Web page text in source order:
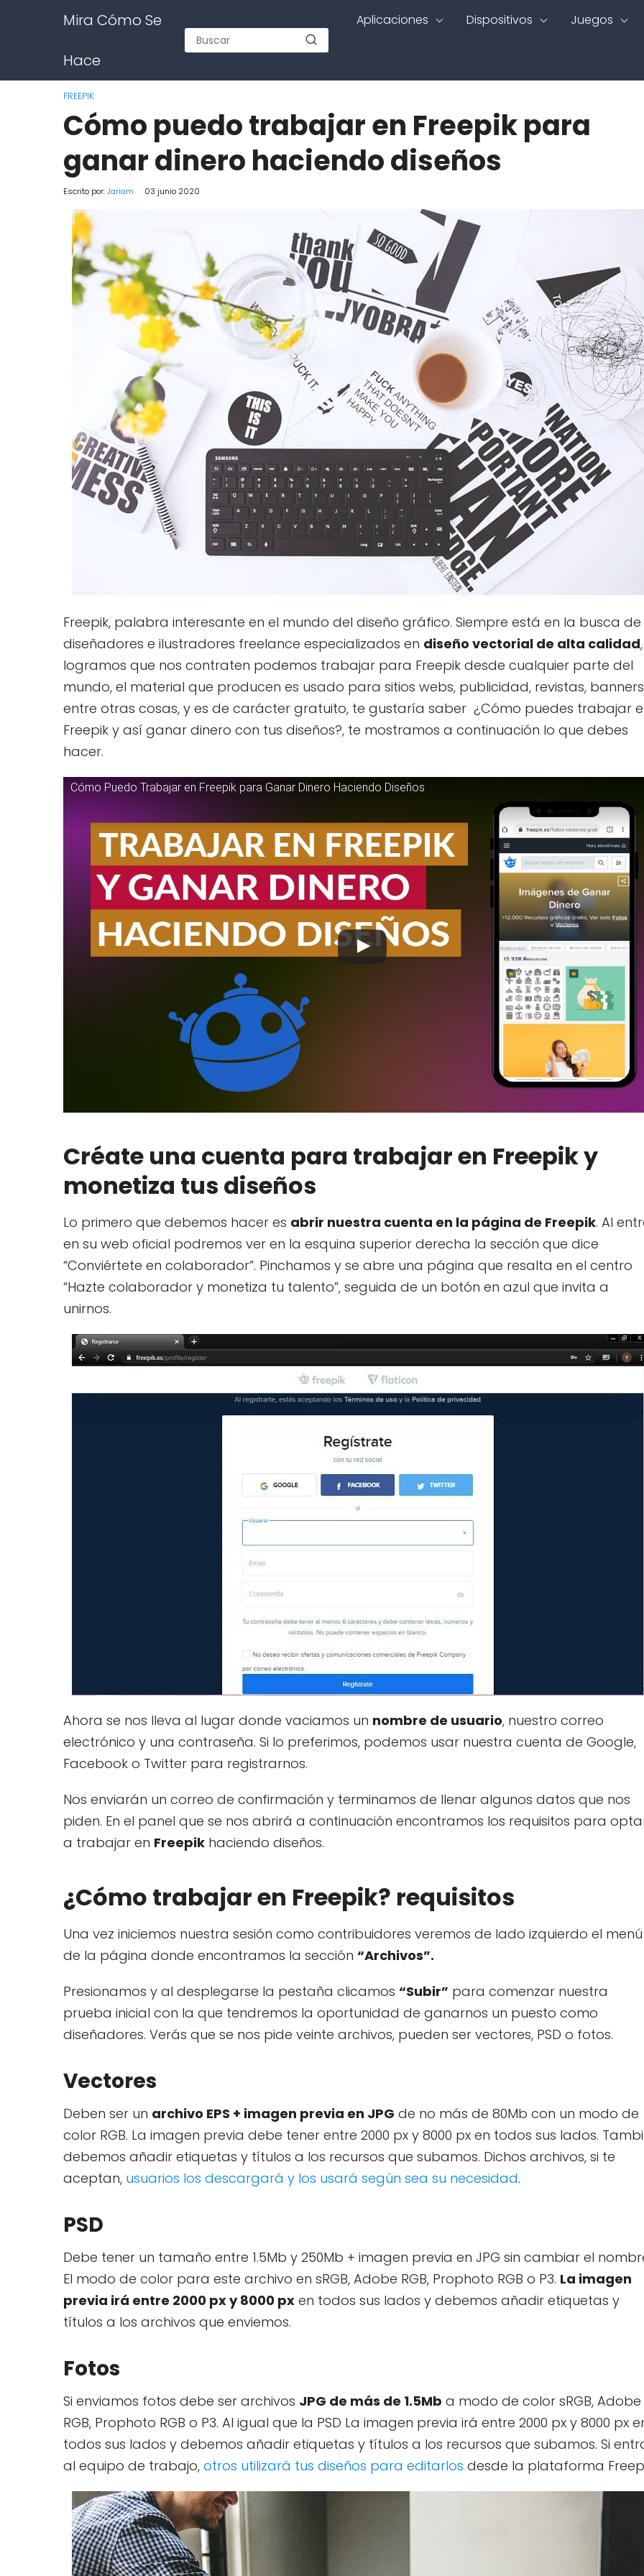
Mira Cómo Se
Hace
Aplicaciones Dispositivos Juegos
FREEPIK
Cómo puedo trabajar en Freepik para
ganar dinero haciendo diseños
Escrito por:Jariam 03 junio 2020
Freepik, palabra interesante en el mundo del diseño gráfico. Siempre está en la busca de
diseñadores e ilustradores freelance especializados en diseño vectorial de alta calidad
logramos que nos contraten podemos trabajar para Freepik desde cualquier parte del
mundo, el material que producen es usado para sitios webs, publicidad, revistas,
entre otras cosas, y es de carácter gratuito, te gustaría saber ¿Cómo puedes trabajar
Freepik y así ganar dinero con tus diseños?, te mostramos a continuación lo que debes
hacer.
Cómo Puedo Trabajar en Freepik para Ganar Dinero Haciendo Diseños
Créate una cuenta para trabajar en Freepik y
monetiza tus diseños
Lo primero que debemos hacer es abrir nuestra cuenta en la página de Freepik. Al
en su web oficial podremos ver en la esquina superior derecha la sección que dice
“Conviértete en colaborador”. Pinchamos y se abre una página que resalta en el centro
“Hazte colaborador y monetiza tu talento”, seguida de un botón en azul que invita a
unirnos.
Ahora se nos lleva al lugar donde vaciamos un nombre de usuario, nuestro correo
electrónico y una contraseña. Si lo preferimos, podemos usar nuestra cuenta de Google,
Facebook o Twitter para registrarnos.
Nos enviarán un correo de confirmación y terminamos de llenar algunos datos que nos
piden. En el panel que se nos abrirá a continuación encontramos los requisitos para
a trabajar en Freepik haciendo diseños.
¿Cómo trabajar en Freepik? requisitos
Una vez iniciemos nuestra sesión como contribuidores veremos de lado izquierdo el menú
de la página donde encontramos la sección “Archivos”.
Presionamos y al desplegarse la pestaña clicamos “Subir” para comenzar nuestra
prueba inicial con la que tendremos la oportunidad de ganarnos un puesto como
diseñadores. Verás que se nos pide veinte archivos, pueden ser vectores, PSD o fotos.
Vectores
Deben ser un archivo EPS + imagen previa en JPG de no más de 80Mb con un modo de
color RGB. La imagen previa debe tener entre 2000 px y 8000 px en todos sus lados.
debemos añadir etiquetas y títulos a los recursos que subamos. Dichos archivos, si te
aceptan, usuarios los descargará y los usará según sea su necesidad.
PSD
Debe tener un tamaño entre 1.5Mb y 250Mb + imagen previa en JPG sin cambiar el
El modo de color para este archivo en sRGB, Adobe RGB, Prophoto RGB o P3. La imagen
previa irá entre 2000 px y 8000 px en todos sus lados y debemos añadir etiquetas y
títulos a los archivos que enviemos.
Fotos
Si enviamos fotos debe ser archivos JPG de más de 1.5Mb a modo de color sRGB, Adobe
RGB, Prophoto RGB o P3. Al igual que la PSD La imagen previa irá entre 2000 px y 8000 px
todos sus lados y debemos añadir etiquetas y títulos a los recursos que subamos. Si
al equipo de trabajo, otros utilizará tus diseños para editarlos desde la plataforma